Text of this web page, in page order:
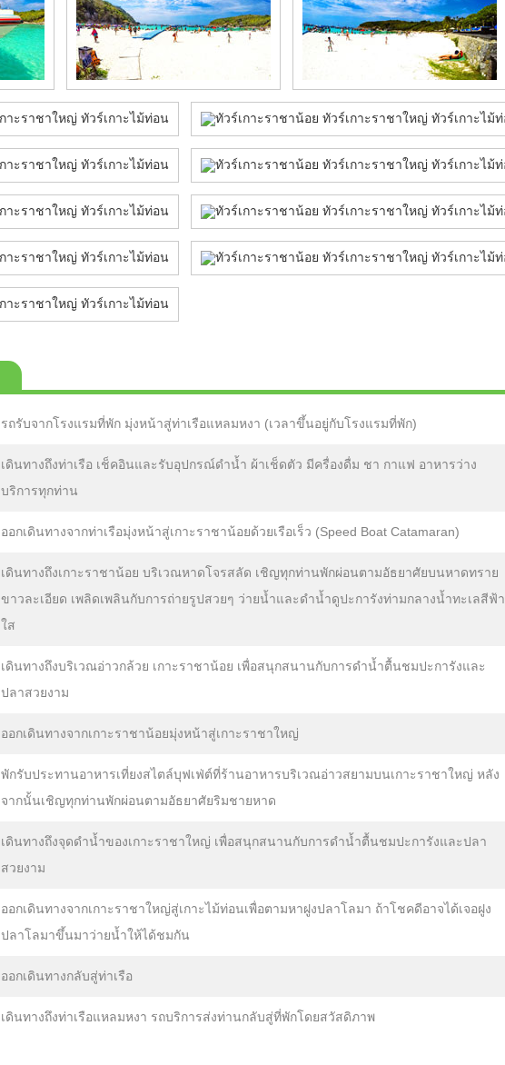
รถรับจากโรงแรมที่พัก มุ่งหน้าสู่ท่าเรือแหลมหงา (เวลาขึ้นอยู่กับโรงแรมที่พัก)
เดินทางถึงท่าเรือ เช็คอินและรับอุปกรณ์ดำน้ำ ผ้าเช็ดตัว มีครื่องดื่ม ชา กาแฟ อาหารว่าง
บริการทุกท่าน
ออกเดินทางจากท่าเรือมุ่งหน้าสู่เกาะราชาน้อยด้วยเรือเร็ว (Speed Boat Catamaran)
เดินทางถึงเกาะราชาน้อย บริเวณหาดโจรสลัด เชิญทุกท่านพักผ่อนตามอัธยาศัยบนหาดทราย
ขาวละเอียด เพลิดเพลินกับการถ่ายรูปสวยๆ ว่ายน้ำและดำน้ำดูปะการังท่ามกลางน้ำทะเลสีฟ้า
ใส
เดินทางถึงบริเวณอ่าวกล้วย เกาะราชาน้อย เพื่อสนุกสนานกับการดำน้ำตื้นชมปะการังและ
ปลาสวยงาม
ออกเดินทางจากเกาะราชาน้อยมุ่งหน้าสู่เกาะราชาใหญ่
พักรับประทานอาหารเที่ยงสไตล์บุฟเฟ่ต์ที่ร้านอาหารบริเวณอ่าวสยามบนเกาะราชาใหญ่ หลัง
จากนั้นเชิญทุกท่านพักผ่อนตามอัธยาศัยริมชายหาด
เดินทางถึงจุดดำน้ำของเกาะราชาใหญ่ เพื่อสนุกสนานกับการดำน้ำตื้นชมปะการังและปลา
สวยงาม
ออกเดินทางจากเกาะราชาใหญ่สู่เกาะไม้ท่อนเพื่อตามหาฝูงปลาโลมา ถ้าโชคดีอาจได้เจอฝูง
ปลาโลมาขึ้นมาว่ายน้ำให้ได้ชมกัน
ออกเดินทางกลับสู่ท่าเรือ
เดินทางถึงท่าเรือแหลมหงา รถบริการส่งท่านกลับสู่ที่พักโดยสวัสดิภาพ